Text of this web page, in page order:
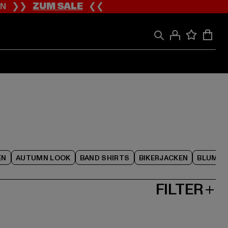
❯❯ZUM SALE❮❮
AUTUMN LOOK BAND SHIRTS BIKERJACKEN
FILTER